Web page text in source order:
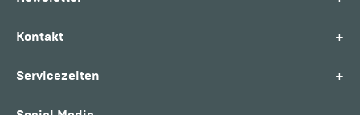
Kontakt +
Servicezeiten +